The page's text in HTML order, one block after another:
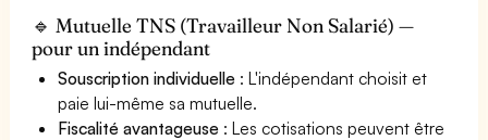
🔹 Mutuelle TNS (Travailleur Non Salarié) —
pour un indépendant
Souscription individuelle : L'indépendant choisit et
paie lui-même sa mutuelle.
Fiscalité avantageuse : Les cotisations peuvent être